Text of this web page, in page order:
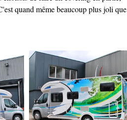
quand même beaucoup plus joli que